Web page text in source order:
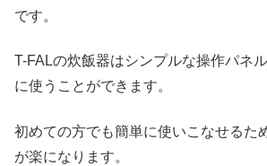
です。
T-FALの炊飯器はシンプルな操作パネ
に使うことができます。
初めての方でも簡単に使いこなせるた
が楽になります。